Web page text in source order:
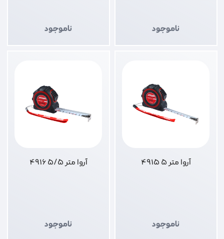
ناموجود ناموجود
آروا متر 5 4915
ناموجود
آروا متر 5/5 4916
ناموجود